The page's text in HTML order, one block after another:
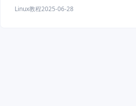
Linux教程2025-06-28